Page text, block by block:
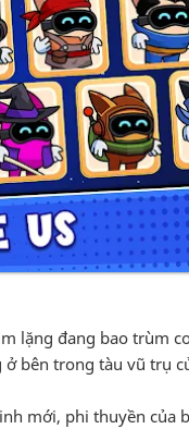
lặng đang bao trùm
bên trong tàu vũ trụ
mới, phi thuyền của